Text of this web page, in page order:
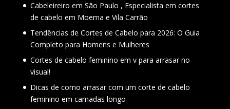
Cabeleireiro em São Paulo , Especialista em cortes
de cabelo em Moema e Vila Carrão
Tendências de Cortes de Cabelo para 2026: O Guia
Completo para Homens e Mulheres
Cortes de cabelo feminino em v para arrasar no
visual!
Dicas de como arrasar com um corte de cabelo
feminino em camadas longo